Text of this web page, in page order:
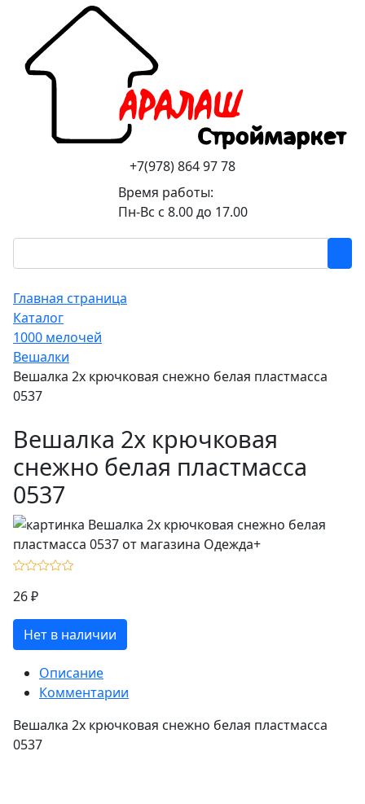
+7(978) 864 97 78
Время работы:
Пн-Вс с 8.00 до 17.00
Главная страница
Каталог
1000 мелочей
Вешалки
Вешалка 2х крючковая снежно белая пластмасса
0537
Вешалка 2х крючковая
снежно белая пластмасса
0537
26 ₽
Нет в наличии
Описание
Комментарии
Вешалка 2х крючковая снежно белая пластмасса
0537